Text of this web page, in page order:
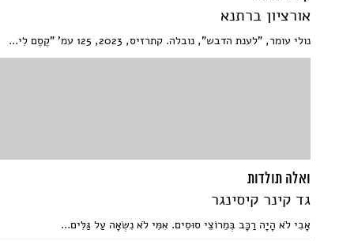
אורציון ברתנא
נולי עומר, "לענת הדבש", נובלה. קתרזיס, 2023, 125 עמ' "קֶסֶם לִי...
ואלה תולדות
גד קינר קיסינגר
אָבִי לֹא הָיָה רַכָּב בְּמֵרוֹצֵי סוּסִים. אִמִּי לֹא נִשְּׂאָה עַל גַּלִּים...